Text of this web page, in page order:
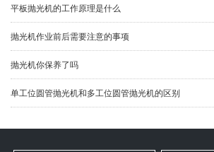
平板抛光机的工作原理是什么
抛光机作业前后需要注意的事项
抛光机你保养了吗
单工位圆管抛光机和多工位圆管抛光机的区别